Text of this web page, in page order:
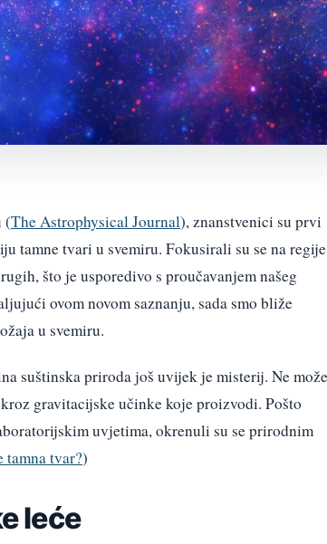
(The Astrophysical Journal), znanstvenici su prvi
tamne tvari u svemiru. Fokusirali su se na regije
što je usporedivo s proučavanjem našeg
ovom novom saznanju, sada smo bliže
u svemiru.
suštinska priroda još uvijek je misterij. Ne može
gravitacijske učinke koje proizvodi. Pošto
uvjetima, okrenuli su se prirodnim
tamna tvar?)
leće